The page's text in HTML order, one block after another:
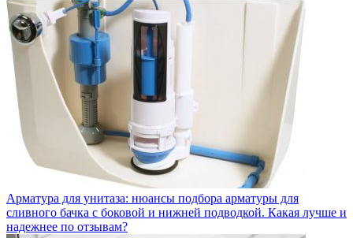
Арматура для унитаза: нюансы подбора арматуры для
сливного бачка с боковой и нижней подводкой. Какая лучше и
надежнее по отзывам?